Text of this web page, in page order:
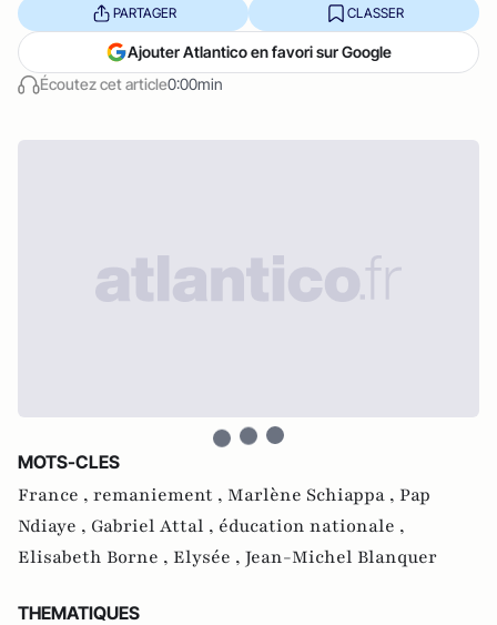
Écoutez cet article0:00min
PARTAGER CLASSER
Ajouter Atlantico en favori sur Google
MOTS-CLES
France , remaniement , Marlène Schiappa , Pap
Ndiaye , Gabriel Attal , éducation nationale ,
Elisabeth Borne , Elysée , Jean-Michel Blanquer
THEMATIQUES